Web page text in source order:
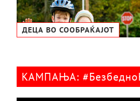
ДЕЦА ВО СООБРАЌАЈОТ
КАМПАЊА: